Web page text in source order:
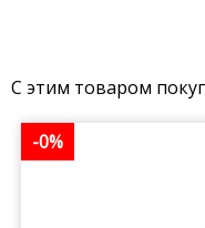
С этим товаром
-0%